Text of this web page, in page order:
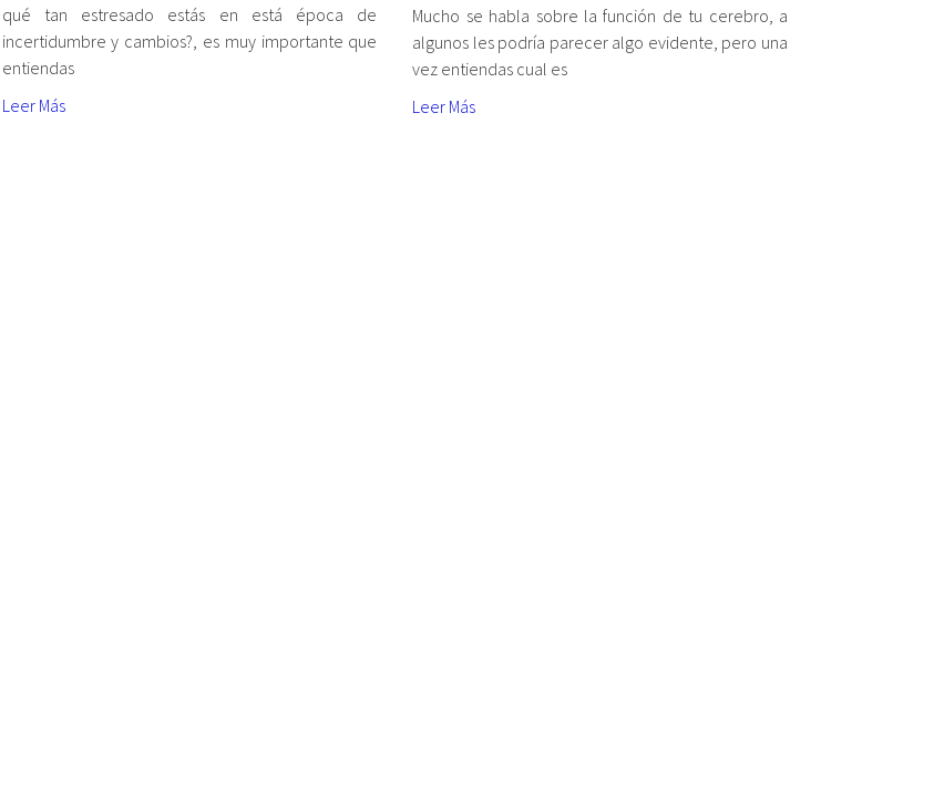
qué tan estresado estás en está época de
incertidumbre y cambios?, es muy importante que
entiendas
Leer Más
Mucho se habla sobre la función de tu cerebro, a
algunos les podría parecer algo evidente, pero una
vez entiendas cual es
Leer Más